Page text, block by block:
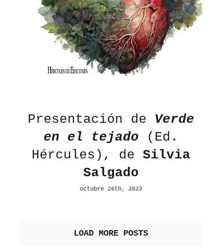
Presentación de Verde
en el tejado (Ed.
Hércules), de Silvia
Salgado
octubre 26th, 2023
LOAD MORE POSTS